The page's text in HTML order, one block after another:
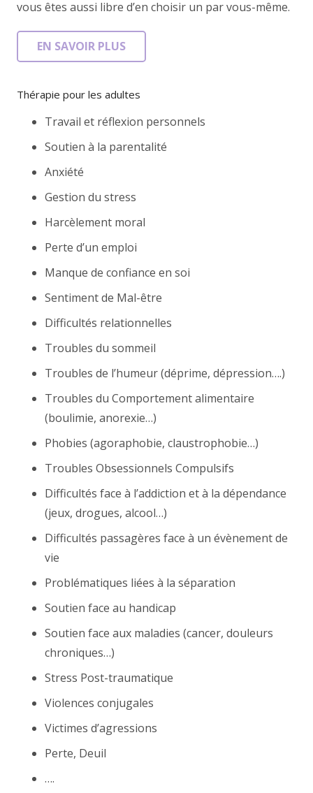
vous êtes aussi libre d’en choisir un par vous-même.
EN SAVOIR PLUS
Thérapie pour les adultes
Travail et réflexion personnels
Soutien à la parentalité
Anxiété
Gestion du stress
Harcèlement moral
Perte d’un emploi
Manque de confiance en soi
Sentiment de Mal-être
Difficultés relationnelles
Troubles du sommeil
Troubles de l’humeur (déprime, dépression….)
Troubles du Comportement alimentaire
(boulimie, anorexie…)
Phobies (agoraphobie, claustrophobie…)
Troubles Obsessionnels Compulsifs
Difficultés face à l’addiction et à la dépendance
(jeux, drogues, alcool…)
Difficultés passagères face à un évènement de
vie
Problématiques liées à la séparation
Soutien face au handicap
Soutien face aux maladies (cancer, douleurs
chroniques…)
Stress Post-traumatique
Violences conjugales
Victimes d’agressions
Perte, Deuil
….